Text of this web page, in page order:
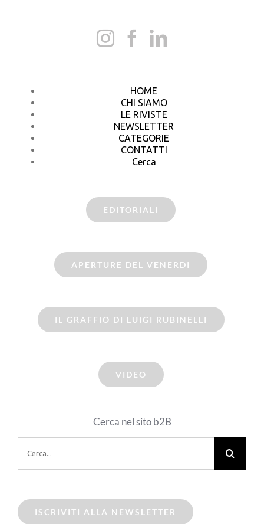
HOME
CHI SIAMO
LE RIVISTE
NEWSLETTER
CATEGORIE
CONTATTI
Cerca
EDITORIALI
APERTURE DEL VENERDI
IL GRAFFIO DI LUIGI RUBINELLI
VIDEO
Cerca nel sito b2B
per:
ISCRIVITI ALLA NEWSLETTER